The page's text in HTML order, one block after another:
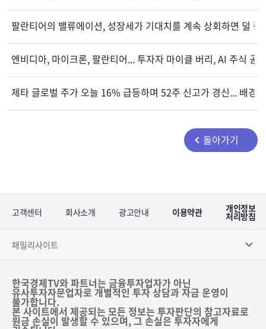
팔란티어의 밸류에이션, 성장세가 기대치를 계속 상회하면 덜 중
엔비디아, 마이크론, 팔란티어... 투자자 마이클 버리, AI 주식 공
제타 글로벌 주가 오늘 16% 급등하며 52주 신고가 경신... 배경은
돌아가기
고객센터 회사소개 광고안내 이용약관 개인정보
처리방침
패밀리사이트
한국경제TV와 파트너는 금융투자업자가 아닌
유사투자자문업자로 개별적인 투자 상담과 자금 운영이
불가합니다.
본 사이트에서 제공되는 모든 정보는 투자판단의 참고자료로
원금 손실이 발생할 수 있으며, 그 손실은 투자자에게